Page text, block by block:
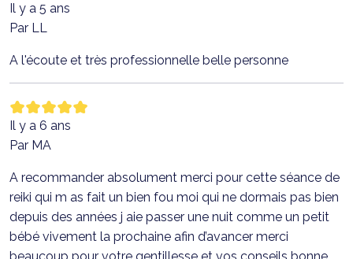
Il y a 5 ans
Par LL
A l'écoute et très professionnelle belle personne
Il y a 6 ans
Par MA
A recommander absolument merci pour cette séance de
reiki qui m as fait un bien fou moi qui ne dormais pas bien
depuis des années j aie passer une nuit comme un petit
bébé vivement la prochaine afin d’avancer merci